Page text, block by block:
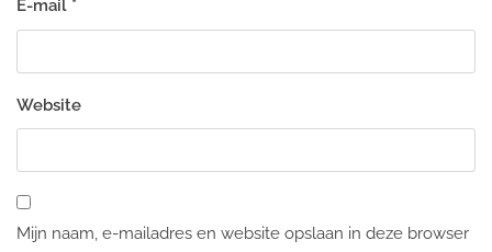
E-mail *
Website
Mijn naam, e-mailadres en website opslaan in deze browser